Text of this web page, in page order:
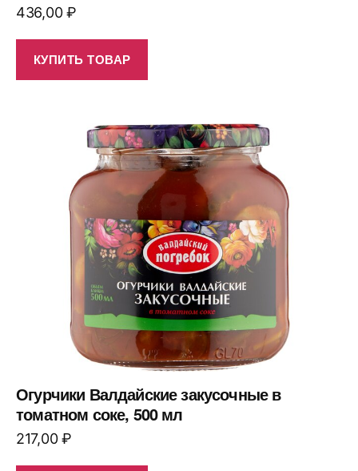
436,00₽
КУПИТЬ ТОВАР
Огурчики Валдайские закусочные в
томатном соке, 500 мл
217,00₽